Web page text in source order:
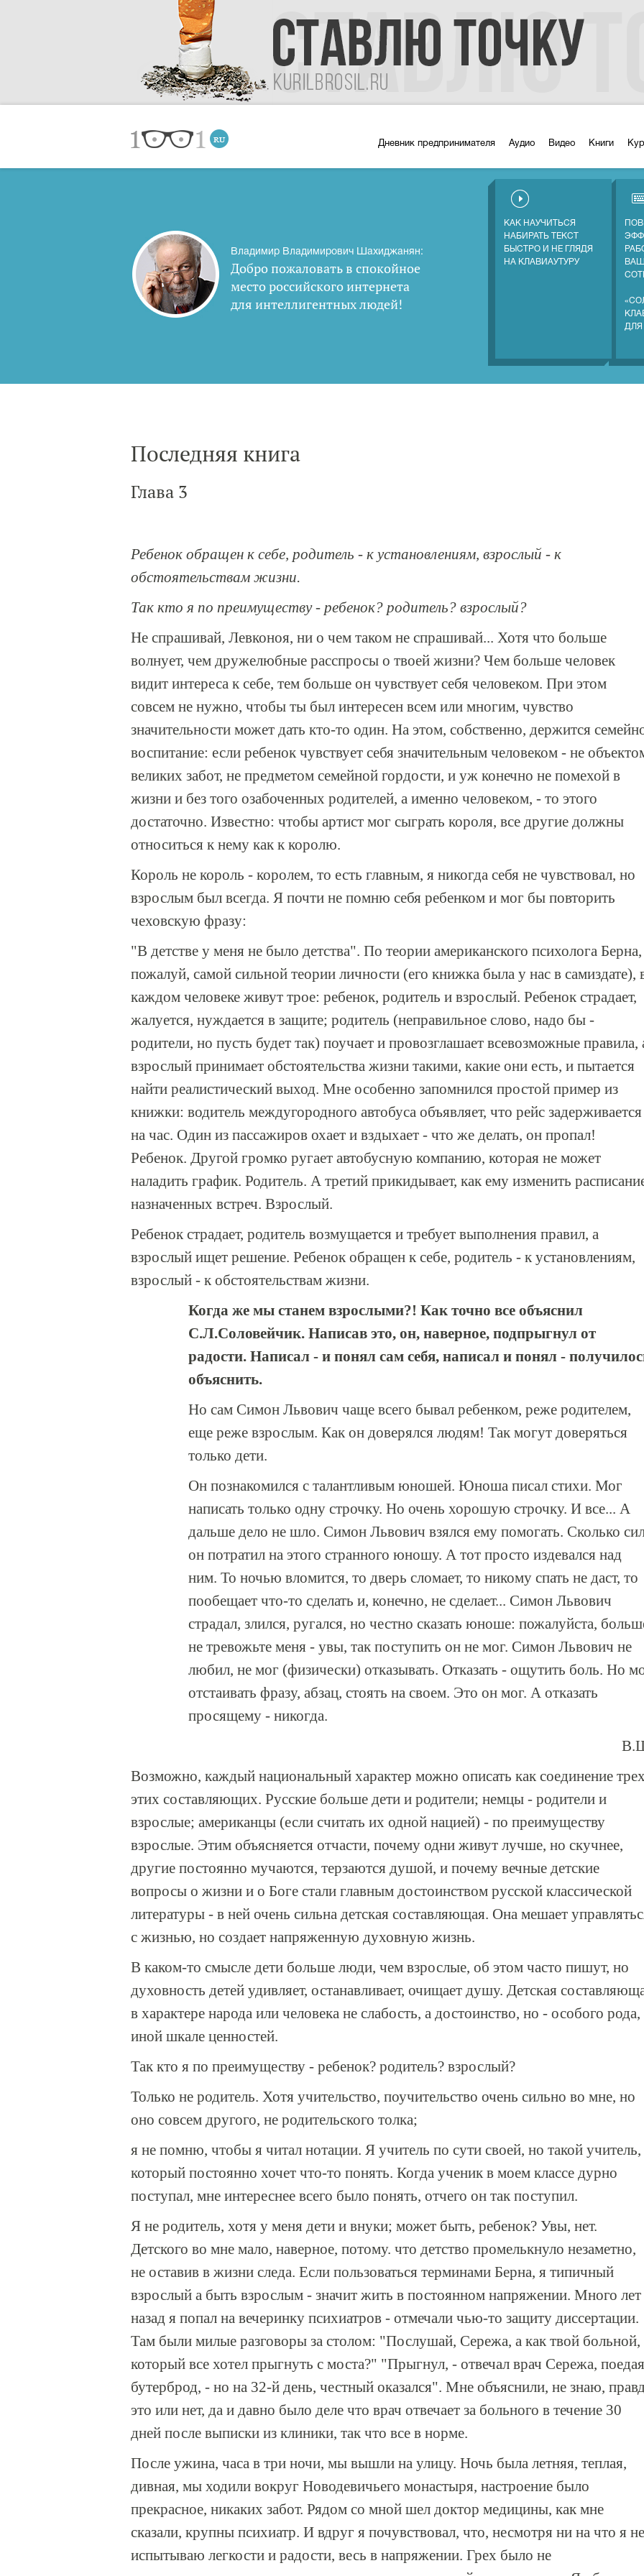
Дневник предпринимателя Аудио Видео Книги
Владимир Владимирович Шахиджанян:
Добро пожаловать в спокойное
место российского интернета
для интеллигентных людей!
КАК НАУЧИТЬСЯ
НАБИРАТЬ ТЕКСТ
БЫСТРО И НЕ ГЛЯДЯ
НА КЛАВИАУТУРУ
Последняя книга
Глава 3
Ребенок обращен к себе, родитель - к установлениям, взрослый - к
обстоятельствам жизни.
Так кто я по преимуществу - ребенок? родитель? взрослый?
Не спрашивай, Левконоя, ни о чем таком не спрашивай... Хотя что больше
волнует, чем дружелюбные расспросы о твоей жизни? Чем больше человек
видит интереса к себе, тем больше он чувствует себя человеком. При этом
совсем не нужно, чтобы ты был интересен всем или многим, чувство
значительности может дать кто-то один. На этом, собственно, держится
воспитание: если ребенок чувствует себя значительным человеком - не
великих забот, не предметом семейной гордости, и уж конечно не помехой в
жизни и без того озабоченных родителей, а именно человеком, - то этого
достаточно. Известно: чтобы артист мог сыграть короля, все другие должны
относиться к нему как к королю.
Король не король - королем, то есть главным, я никогда себя не чувствовал, но
взрослым был всегда. Я почти не помню себя ребенком и мог бы повторить
чеховскую фразу:
"В детстве у меня не было детства". По теории американского психолога Берна,
пожалуй, самой сильной теории личности (его книжка была у нас в самиздате),
каждом человеке живут трое: ребенок, родитель и взрослый. Ребенок страдает,
жалуется, нуждается в защите; родитель (неправильное слово, надо бы -
родители, но пусть будет так) поучает и провозглашает всевозможные правила,
взрослый принимает обстоятельства жизни такими, какие они есть, и пытается
найти реалистический выход. Мне особенно запомнился простой пример из
книжки: водитель междугородного автобуса объявляет, что рейс задерживается
на час. Один из пассажиров охает и вздыхает - что же делать, он пропал!
Ребенок. Другой громко ругает автобусную компанию, которая не может
наладить график. Родитель. А третий прикидывает, как ему изменить
назначенных встреч. Взрослый.
Ребенок страдает, родитель возмущается и требует выполнения правил, а
взрослый ищет решение. Ребенок обращен к себе, родитель - к установлениям,
взрослый - к обстоятельствам жизни.
Когда же мы станем взрослыми?! Как точно все объяснил
С.Л.Соловейчик. Написав это, он, наверное, подпрыгнул от
радости. Написал - и понял сам себя, написал и понял -
объяснить.
Но сам Симон Львович чаще всего бывал ребенком, реже родителем,
еще реже взрослым. Как он доверялся людям! Так могут доверяться
только дети.
Он познакомился с талантливым юношей. Юноша писал стихи. Мог
написать только одну строчку. Но очень хорошую строчку. И все... А
дальше дело не шло. Симон Львович взялся ему помогать. Сколько
он потратил на этого странного юношу. А тот просто издевался над
ним. То ночью вломится, то дверь сломает, то никому спать не даст, то
пообещает что-то сделать и, конечно, не сделает... Симон Львович
страдал, злился, ругался, но честно сказать юноше: пожалуйста,
не тревожьте меня - увы, так поступить он не мог. Симон Львович не
любил, не мог (физически) отказывать. Отказать - ощутить боль. Но
отстаивать фразу, абзац, стоять на своем. Это он мог. А отказать
просящему - никогда.
Возможно, каждый национальный характер можно описать как соединение
этих составляющих. Русские больше дети и родители; немцы - родители и
взрослые; американцы (если считать их одной нацией) - по преимуществу
взрослые. Этим объясняется отчасти, почему одни живут лучше, но скучнее,
другие постоянно мучаются, терзаются душой, и почему вечные детские
вопросы о жизни и о Боге стали главным достоинством русской классической
литературы - в ней очень сильна детская составляющая. Она мешает
с жизнью, но создает напряженную духовную жизнь.
В каком-то смысле дети больше люди, чем взрослые, об этом часто пишут, но
духовность детей удивляет, останавливает, очищает душу. Детская
в характере народа или человека не слабость, а достоинство, но - особого рода,
иной шкале ценностей.
Так кто я по преимуществу - ребенок? родитель? взрослый?
Только не родитель. Хотя учительство, поучительство очень сильно во мне, но
оно совсем другого, не родительского толка;
я не помню, чтобы я читал нотации. Я учитель по сути своей, но такой учитель,
который постоянно хочет что-то понять. Когда ученик в моем классе дурно
поступал, мне интереснее всего было понять, отчего он так поступил.
Я не родитель, хотя у меня дети и внуки; может быть, ребенок? Увы, нет.
Детского во мне мало, наверное, потому. что детство промелькнуло незаметно,
не оставив в жизни следа. Если пользоваться терминами Берна, я типичный
взрослый а быть взрослым - значит жить в постоянном напряжении. Много лет
назад я попал на вечеринку психиатров - отмечали чью-то защиту диссертации.
Там были милые разговоры за столом: "Послушай, Сережа, а как твой больной,
который все хотел прыгнуть с моста?" "Прыгнул, - отвечал врач Сережа, поедая
бутерброд, - но на 32-й день, честный оказался". Мне объяснили, не знаю,
это или нет, да и давно было деле что врач отвечает за больного в течение 30
дней после выписки из клиники, так что все в норме.
После ужина, часа в три ночи, мы вышли на улицу. Ночь была летняя, теплая,
дивная, мы ходили вокруг Новодевичьего монастыря, настроение было
прекрасное, никаких забот. Рядом со мной шел доктор медицины, как мне
сказали, крупны психиатр. И вдруг я почувствовал, что, несмотря ни на что я не
испытываю легкости и радости, весь в напряжении. Грех было не